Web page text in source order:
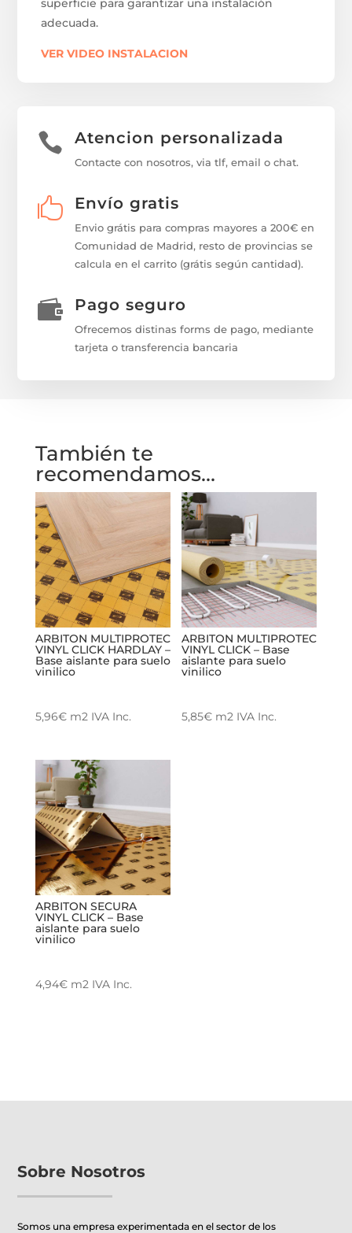
superficie para garantizar una instalación
adecuada.
VER VIDEO INSTALACION
 Atencion personalizada
Contacte con nosotros, via tlf, email o chat.
 Envío gratis
Envio grátis para compras mayores a 200€ en
Comunidad de Madrid, resto de provincias se
calcula en el carrito (grátis según cantidad).
 Pago seguro
Ofrecemos distinas forms de pago, mediante
tarjeta o transferencia bancaria
También te
recomendamos…
ARBITON MULTIPROTEC
VINYL CLICK HARDLAY –
Base aislante para suelo
vinilico
5,96€m2 IVA Inc.
ARBITON MULTIPROTEC
VINYL CLICK – Base
aislante para suelo
vinilico
5,85€ m2 IVA Inc.
ARBITON SECURA
VINYL CLICK – Base
aislante para suelo
vinilico
4,94€m2 IVA Inc.
Sobre Nosotros
Somos una empresa experimentada en el sector de los